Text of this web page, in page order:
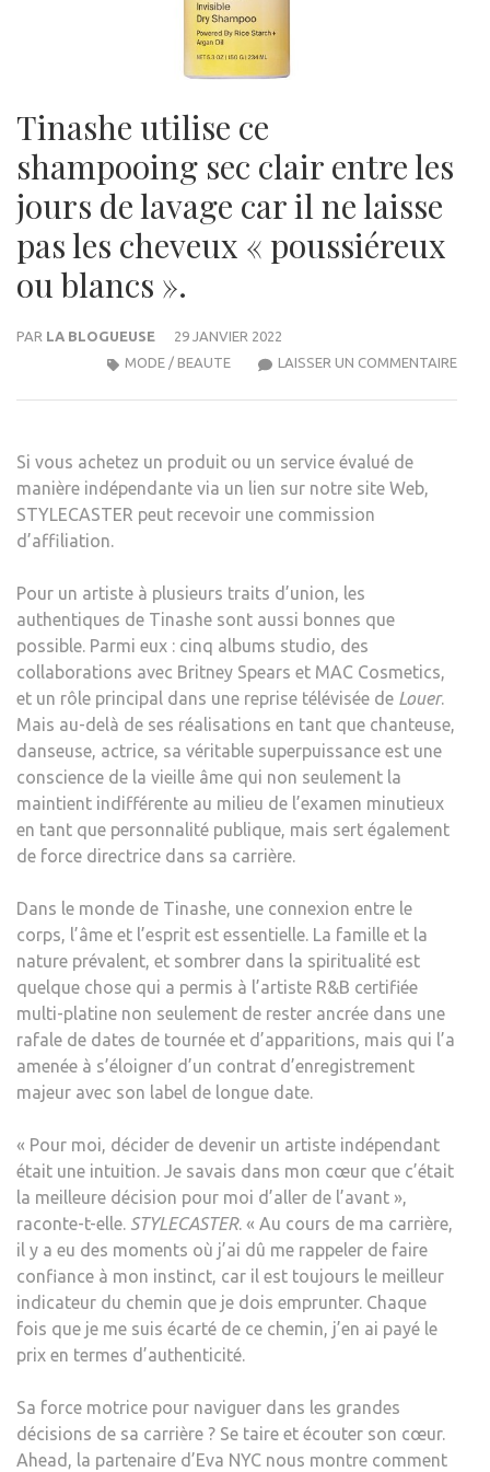
Tinashe utilise ce
shampooing sec clair entre les
jours de lavage car il ne laisse
pas les cheveux « poussiéreux
ou blancs ».
PAR LA BLOGUEUSE
29 JANVIER 2022
LAISSER UN COMMENTAIRE
MODE / BEAUTE
Si vous achetez un produit ou un service évalué de
manière indépendante via un lien sur notre site Web,
STYLECASTER peut recevoir une commission
d’affiliation.
Pour un artiste à plusieurs traits d’union, les
authentiques de Tinashe sont aussi bonnes que
possible. Parmi eux : cinq albums studio, des
collaborations avec Britney Spears et MAC Cosmetics,
et un rôle principal dans une reprise télévisée de Louer.
Mais au-delà de ses réalisations en tant que chanteuse,
danseuse, actrice, sa véritable superpuissance est une
conscience de la vieille âme qui non seulement la
maintient indifférente au milieu de l’examen minutieux
en tant que personnalité publique, mais sert également
de force directrice dans sa carrière.
Dans le monde de Tinashe, une connexion entre le
corps, l’âme et l’esprit est essentielle. La famille et la
nature prévalent, et sombrer dans la spiritualité est
quelque chose qui a permis à l’artiste R&B certifiée
multi-platine non seulement de rester ancrée dans une
rafale de dates de tournée et d’apparitions, mais qui l’a
amenée à s’éloigner d’un contrat d’enregistrement
majeur avec son label de longue date.
« Pour moi, décider de devenir un artiste indépendant
était une intuition. Je savais dans mon cœur que c’était
la meilleure décision pour moi d’aller de l’avant »,
raconte-t-elle. STYLECASTER. « Au cours de ma carrière,
il y a eu des moments où j’ai dû me rappeler de faire
confiance à mon instinct, car il est toujours le meilleur
indicateur du chemin que je dois emprunter. Chaque
fois que je me suis écarté de ce chemin, j’en ai payé le
prix en termes d’authenticité.
Sa force motrice pour naviguer dans les grandes
décisions de sa carrière ? Se taire et écouter son cœur.
Ahead, la partenaire d’Eva NYC nous montre comment